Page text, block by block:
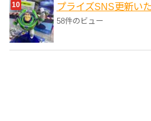
プライズSNS更新い
58件のビュー